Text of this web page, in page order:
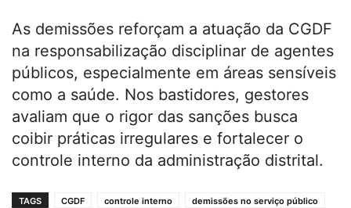
As demissões reforçam a atuação da CGDF
na responsabilização disciplinar de agentes
públicos, especialmente em áreas sensíveis
como a saúde. Nos bastidores, gestores
avaliam que o rigor das sanções busca
coibir práticas irregulares e fortalecer o
controle interno da administração distrital.
TAGS CGDF controle interno
demissões no serviço público